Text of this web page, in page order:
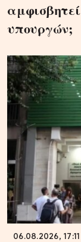
υπουργών;
06.08.2026, 17:11